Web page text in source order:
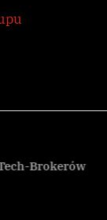
Brokerów